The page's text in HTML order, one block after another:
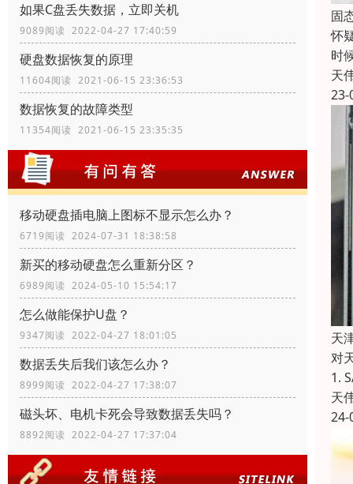
如果C盘丢失数据，立即关机
9089阅读 2022-04-27 17:40:59
硬盘数据恢复的原理
11604阅读 2021-06-15 23:36:53
数据恢复的故障类型
11354阅读 2021-06-15 23:35:35
移动硬盘插电脑上图标不显示怎么办？
6719阅读 2024-07-31 18:38:58
新买的移动硬盘怎么重新分区？
6989阅读 2024-05-10 15:54:17
怎么做能保护U盘？
9347阅读 2022-04-27 18:01:05
数据丢失后我们该怎么办？
8999阅读 2022-04-27 17:38:07
磁头坏、电机卡死会导致数据丢失吗？
8892阅读 2022-04-27 17:37:04
固
怀
时
天
23-
天
对
1.
天
24-